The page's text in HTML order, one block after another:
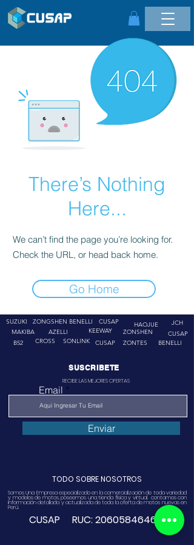
There’s Nothing
Here...
We can’t find the page you’re looking for.
Check the URL, or head back home.
Go Home
SUZUKI
ZONGSHEN
MAKIBA
AZELLI
BENELLI
CUSAP
KEEWAY
B52
CROSS SONLINK CUSAP
HAOJUE
JCH
ZONSHEN
ZONTES
CUSAP
BENELLI
SUSCRIBETE
RECIBE LAS MEJORES OFERTAS
Email
Enviar
TODO SOBRE NOSOTROS
Somos Una Empresa especializado en la comercialización de toda variedad
y modelos de motos, poseemos una tienda física y virtual. contamos con
información detallada y actualizada de toda la oferta de motos nuevas en
Perú.
CUSAP RUC:20605846468